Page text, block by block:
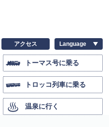
アクセス
トーマス号に乗る
トロッコ列車に乗る
温泉に行く